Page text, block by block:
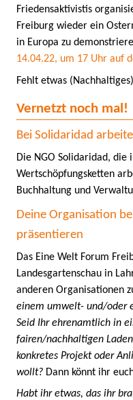
Friedensaktivistis
Freiburg wieder ein
in Europa zu
14.04.22, um 17 Uhr auf
Fehlt etwas
Vernetzt noch mal!
Bei Solidaridad
Die NGO Solidaridad,
Wertschöpfungsketten
Buchhaltung und
Deine Organisation
präsentieren
Das Eine Welt Forum
Landesgartenschau in
anderen Organisationen
einem umwelt- und/oder
Seid Ihr ehrenamtlich in
fairen/nachhaltigen
konkretes Projekt oder
wollt? Dann könnt ihr
Habt ihr etwas, das ihr